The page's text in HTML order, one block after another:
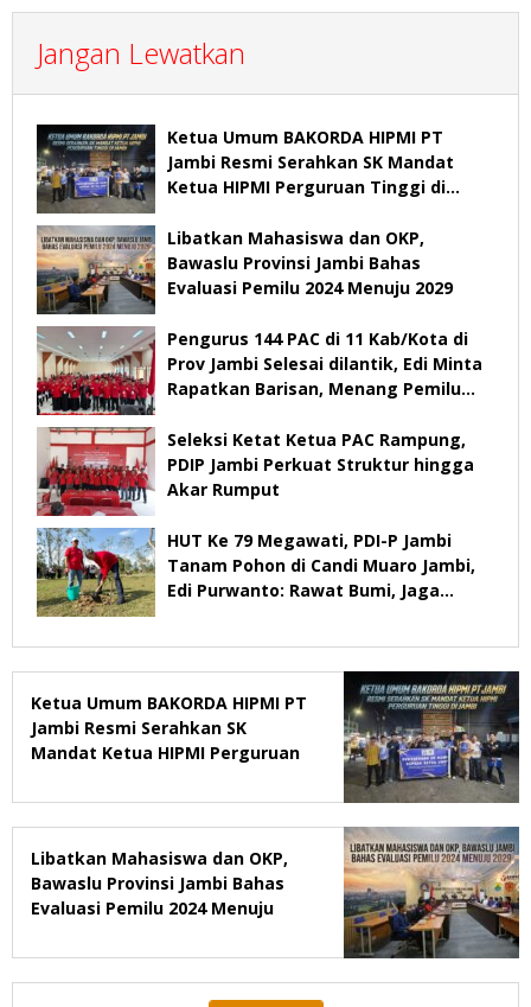
Jangan Lewatkan
Ketua Umum BAKORDA HIPMI PT
Jambi Resmi Serahkan SK Mandat
Ketua HIPMI Perguruan Tinggi di
Libatkan Mahasiswa dan OKP,
Bawaslu Provinsi Jambi Bahas
Evaluasi Pemilu 2024 Menuju 2029
Pengurus 144 PAC di 11 Kab/Kota di
Prov Jambi Selesai dilantik, Edi Minta
Rapatkan Barisan, Menang Pemilu
Seleksi Ketat Ketua PAC Rampung,
PDIP Jambi Perkuat Struktur hingga
Akar Rumput
HUT Ke 79 Megawati, PDI-P Jambi
Tanam Pohon di Candi Muaro Jambi,
Edi Purwanto: Rawat Bumi, Jaga
Ketua Umum BAKORDA HIPMI PT
Jambi Resmi Serahkan SK
Mandat Ketua HIPMI Perguruan
Libatkan Mahasiswa dan OKP,
Bawaslu Provinsi Jambi Bahas
Evaluasi Pemilu 2024 Menuju